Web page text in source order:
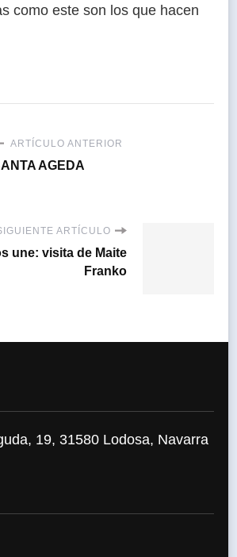
como este son los que hacen
ARTÍCULO ANTERIOR
AGEDA
ARTÍCULO
une: visita de Maite
Franko
19, 31580 Lodosa, Navarra